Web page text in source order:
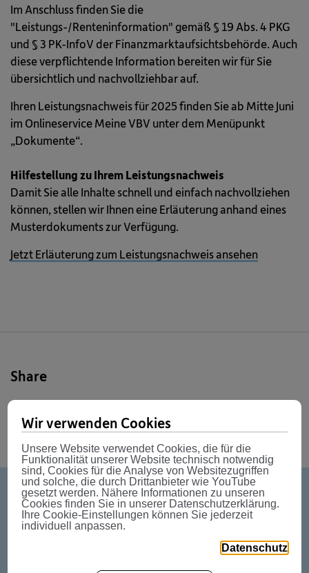
Im Anschluss finden Sie die
"Leistungs-/Renteninformation" gemäß § 19 Abs. 4 PKG
und § 3 PK-InfoV der Finanzmarktaufsichtsbehörde. Auch
diese verpflichtende Information bereiten wir für Sie
übersichtlich und nachvollziehbar auf.
Ihren Leistungsnachweis für 2025 finden Sie ab Mitte Juni
im Onlineservice Meine VBV unter dem Menüpunkt
„Dokumente“.
Hilfestellung zu Ihrem Leistungsnachweis
Damit Sie alle Inhalte schnell und einfach nachvollziehen
können, stellen wir Ihnen eine Erläuterung anhand eines
Musterdokuments zur Verfügung.
Jetzt Erläuterung zum Leistungsnachweis ansehen
Share
Weitere News
Wir verwenden Cookies
Unsere Website verwendet Cookies, die für die
Funktionalität unserer Website technisch notwendig
sind, Cookies für die Analyse von Websitezugriffen
und solche, die durch Drittanbieter wie YouTube
gesetzt werden. Nähere Informationen zu unseren
Cookies finden Sie in unserer Datenschutzerklärung.
Ihre Cookie-Einstellungen können Sie jederzeit
individuell anpassen.
Datenschutz